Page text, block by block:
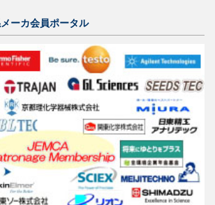
ーカ会員ポータル